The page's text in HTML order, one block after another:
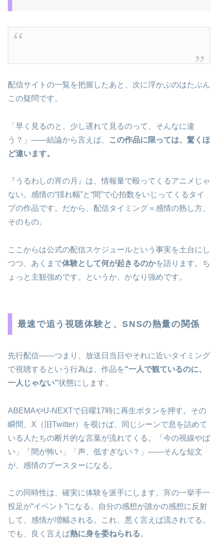
配信サイトの一覧を把握したあと、次に浮かぶのはたぶん
この疑問です。
「早く見るのと、少し遅れて見るのって、そんなに違
う？」――結論から言えば、
この作品に限っては、驚くほ
ど違います。
『うるわしの宵の月』は、情報量で殴ってくるアニメじゃ
ない。感情の“揺れ幅”と“間”で心拍数をいじってくるタイ
プの作品です。だから、配信タイミング＝感情の熟し方、
そのもの。
ここからは公式の配信スケジュールという事実を土台にし
つつ、あくまで体験として何が起きるのかを語ります。ち
ょっと主観強めです。というか、かなり強めです。
最速で追う視聴体験と、SNSの熱量の関係
先行配信――つまり、放送日当日やそれに近いタイミング
で視聴するという行為は、作品を“一人で観ているのに、
一人じゃない”状態にします。
ABEMAやU-NEXTで日曜17時に再生ボタンを押す。その
瞬間、X（旧Twitter）を覗けば、同じシーンで息を詰めて
いる人たちの断片的な言葉が流れてくる。「今の視線やば
い」「間が怖い」「声、低すぎない？」――そんな短文
が、感情のブースターになる。
この同時性は、確実に体験を派手にします。宵の一挙手一
投足が“イベント”になる。自分の感想が誰かの感想に反射
して、感情が増幅される。これ、悪く言えば流されてる。
でも、良く言えば熱に身を委ねられる。